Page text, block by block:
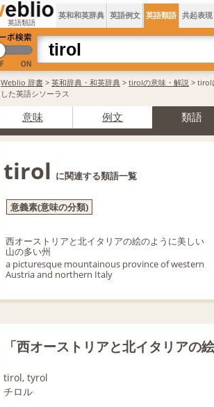
英語類語
英和和英辞典 英語例文 英語類語 共起表現
Weblio 辞書 > 英和辞典・和英辞典 > tirolの意味・解説 > tirol
した英語シソーラス
意味 例文 類語
tirol に関連する類語一覧
意義素(意味の分類)
西オーストリアと北イタリアの絵のように美しい
山の多い州
a picturesque mountainous province of western
Austria and northern Italy
「西オーストリアと北イタリアの
tirol, tyrol
チロル